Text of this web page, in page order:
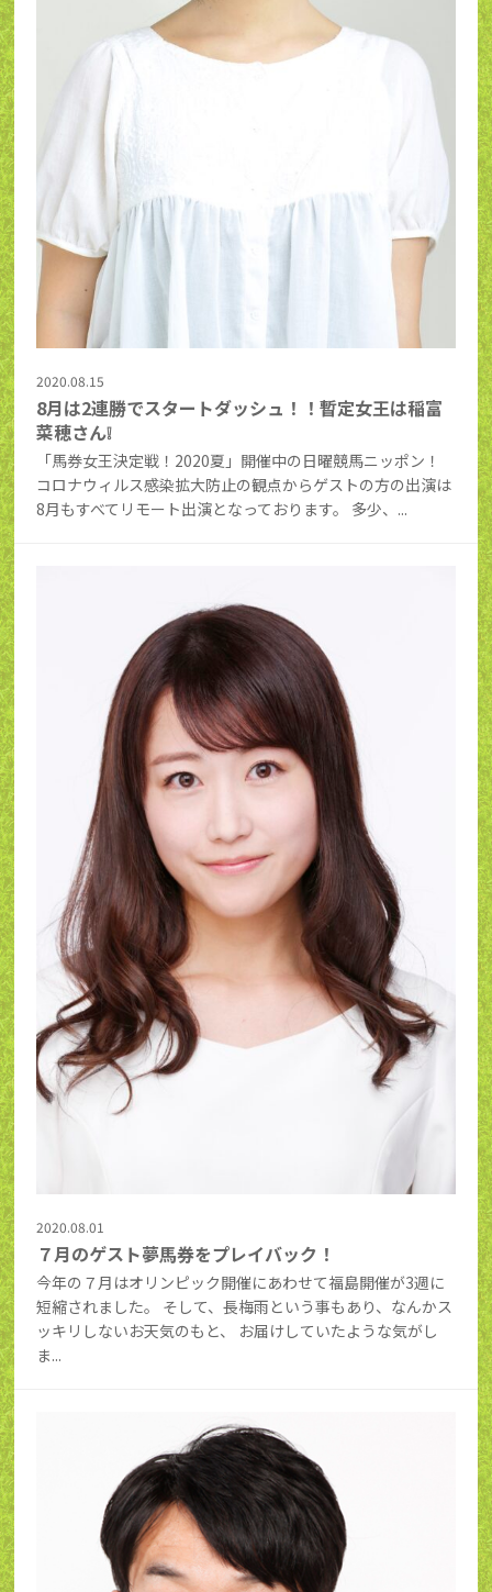
2020.08.15
8月は2連勝でスタートダッシュ！！暫定女王は稲富
菜穂さん❕
「馬券女王決定戦！2020夏」開催中の日曜競馬ニッポン！
コロナウィルス感染拡大防止の観点からゲストの方の出演は
8月もすべてリモート出演となっております。 多少、...
2020.08.01
７月のゲスト夢馬券をプレイバック！
今年の７月はオリンピック開催にあわせて福島開催が3週に
短縮されました。 そして、長梅雨という事もあり、なんかス
ッキリしないお天気のもと、 お届けしていたような気がし
ま...